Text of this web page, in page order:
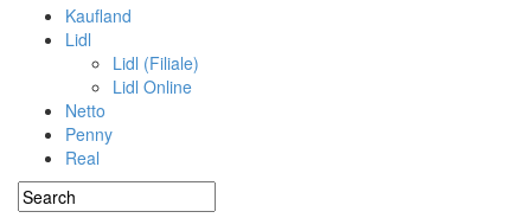
Kaufland
Lidl
Lidl (Filiale)
Lidl Online
Netto
Penny
Real